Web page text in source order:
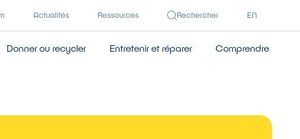
Actualités Ressources Rechercher EN
Donner ou recycler Entretenir et réparer Comprendre